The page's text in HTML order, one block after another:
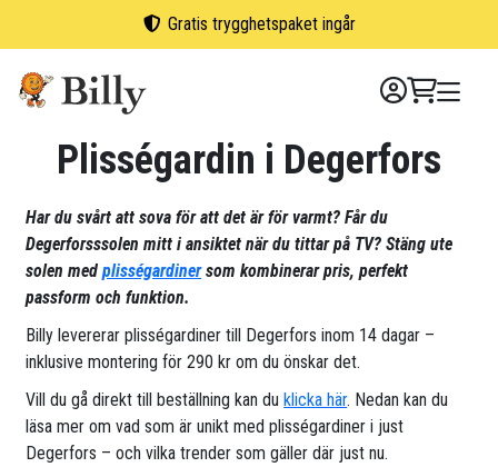
Gratis trygghetspaket ingår
Plisségardin i Degerfors
Har du svårt att sova för att det är för varmt? Får du
Degerforsssolen mitt i ansiktet när du tittar på TV? Stäng ute
solen medplisségardinersom kombinerar pris, perfekt
passform och funktion.
Billy levererar plisségardiner till Degerfors inom 14 dagar –
inklusive montering för 290 kr om du önskar det.
Vill du gå direkt till beställning kan duklicka här. Nedan kan du
läsa mer om vad som är unikt med plisségardiner i just
Degerfors – och vilka trender som gäller där just nu.